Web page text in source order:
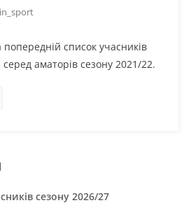
список учасників
аматорів сезону 2021/22.
сезону 2026/27